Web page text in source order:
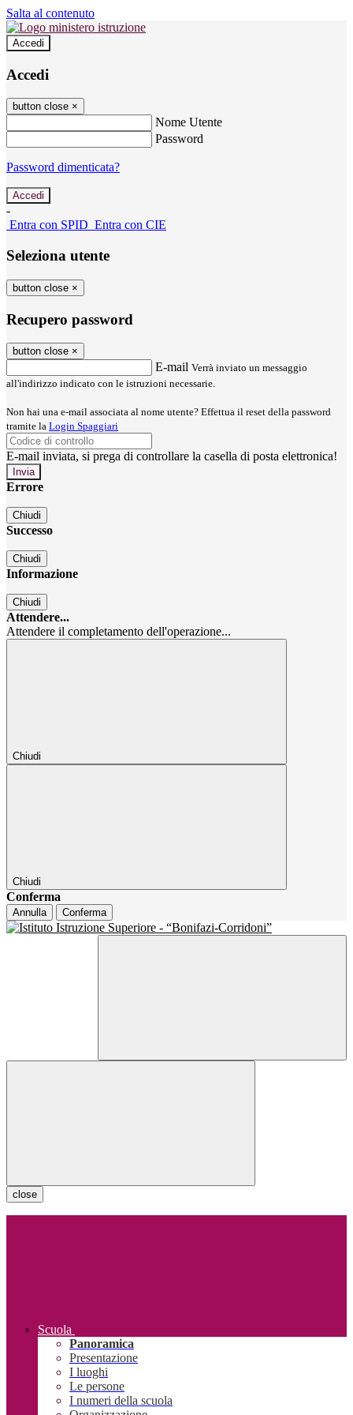
Salta al contenuto
Accedi
Accedi
button close ×
Nome Utente
Password
Password dimenticata?
-
Entra con SPID Entra con CIE
Seleziona utente
button close ×
Recupero password
button close ×
E-mail Verrà inviato un messaggio
all'indirizzo indicato con le istruzioni necessarie.
Non hai una e-mail associata al nome utente? Effettua il reset della password
tramite la Login Spaggiari
E-mail inviata, si prega di controllare la casella di posta elettronica!
Errore
Chiudi
Successo
Chiudi
Informazione
Chiudi
Attendere...
Attendere il completamento dell'operazione...
Chiudi
Chiudi
Conferma
Annulla Conferma
close
Scuola
Panoramica
Presentazione
I luoghi
Le persone
I numeri della scuola